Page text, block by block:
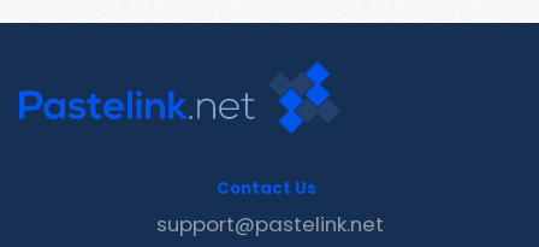
Contact Us
support@pastelink.net